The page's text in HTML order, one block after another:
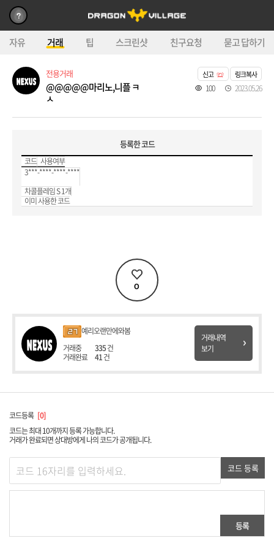
자유 거래 팁 스크린샷 친구요청 묻고 답하기
전용거래
@@@@@마리노,니플 ㅋ
ㅅ
신고 링크복사
100 2023.05.26
등록한 코드
코드 사용여부
3***-****-****-****
차콜플레임 S 1개
이미 사용한 코드
0
예리오랜만에와봄
거래중
335건
거래완료
41건
거래내역
보기
코드등록 0
코드는 최대 10개까지 등록 가능합니다.
거래가 완료되면 상대방에게 나의 코드가 공개됩니다.
코드 등록
등록